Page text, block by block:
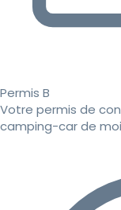
Permis B
Votre permis de
camping-car de